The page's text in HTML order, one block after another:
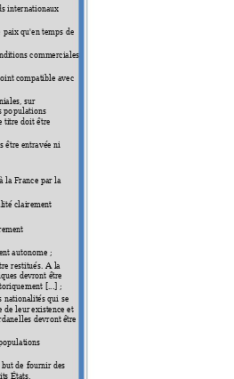
internationaux
paix qu'en temps de
commerciales
int compatible avec
sur
populations
titre doit être
être entravée ni
la France par la
clairement
t autonome ;
restitués. A la
devront être
uement [...] ;
nationalités qui se
de leur existence et
les devront être
opulations
de fournir des
États.